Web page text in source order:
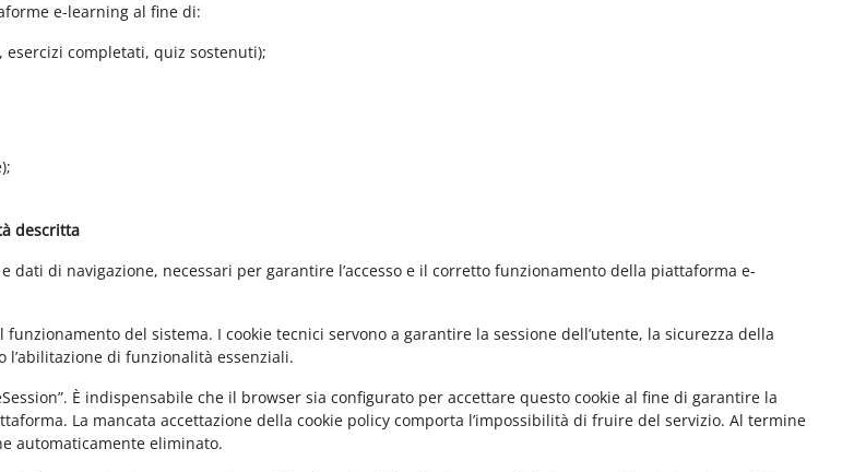
e-learning al fine di:
completati, quiz sostenuti);
descritta
di navigazione, necessari per garantire l’accesso e il corretto funzionamento della piattaforma e-
del sistema. I cookie tecnici servono a garantire la sessione dell’utente, la sicurezza della
di funzionalità essenziali.
È indispensabile che il browser sia configurato per accettare questo cookie al fine di garantire la
La mancata accettazione della cookie policy comporta l’impossibilità di fruire del servizio. Al termine
automaticamente eliminato.